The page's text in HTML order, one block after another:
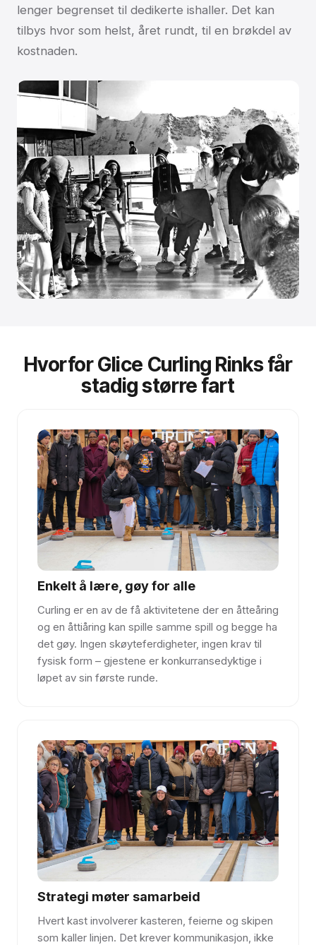
lenger begrenset til dedikerte ishaller. Det kan
tilbys hvor som helst, året rundt, til en brøkdel av
kostnaden.
Hvorfor Glice Curling Rinks får
stadig større fart
Enkelt å lære, gøy for alle
Curling er en av de få aktivitetene der en åtteåring
og en åttiåring kan spille samme spill og begge ha
det gøy. Ingen skøyteferdigheter, ingen krav til
fysisk form – gjestene er konkurransedyktige i
løpet av sin første runde.
Strategi møter samarbeid
Hvert kast involverer kasteren, feierne og skipen
som kaller linjen. Det krever kommunikasjon, ikke